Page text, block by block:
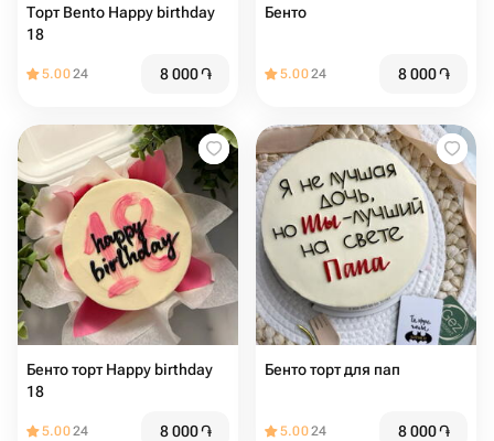
Торт Bento Happy birthday
18
5.0024 8 000֏
Бенто
5.0024 8 000֏
Бенто торт Happy birthday
18
5.0024 8 000֏
Бенто торт для пап
5.0024 8 000֏